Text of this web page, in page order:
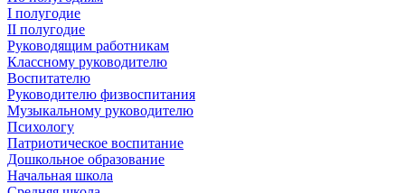
I полугодие
II полугодие
Руководящим работникам
Классному руководителю
Воспитателю
Руководителю физвоспитания
Музыкальному руководителю
Психологу
Патриотическое воспитание
Дошкольное образование
Начальная школа